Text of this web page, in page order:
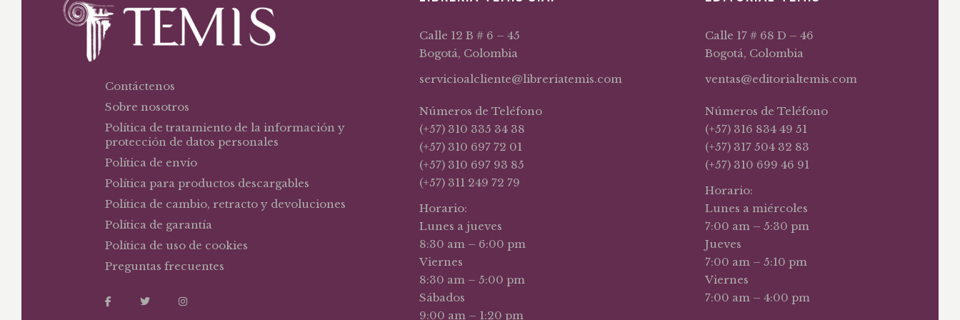
Contáctenos
Sobre nosotros
Política de tratamiento de la información y
protección de datos personales
Política de envío
Política para productos descargables
Política de cambio, retracto y devoluciones
Política de garantía
Política de uso de cookies
Preguntas frecuentes
Calle 12 B # 6 – 45
Bogotá, Colombia
servicioalcliente@libreriatemis.com
Números de Teléfono
(+57) 310 335 34 38
(+57) 310 697 72 01
(+57) 310 697 93 85
(+57) 311 249 72 79
Horario:
Lunes a jueves
8:30 am – 6:00 pm
Viernes
8:30 am – 5:00 pm
Sábados
9:00 am – 1:20 pm
Calle 17 # 68 D – 46
Bogotá, Colombia
ventas@editorialtemis.com
Números de Teléfono
(+57) 316 834 49 51
(+57) 317 504 32 83
(+57) 310 699 46 91
Horario:
Lunes a miércoles
7:00 am – 5:30 pm
Jueves
7:00 am – 5:10 pm
Viernes
7:00 am – 4:00 pm